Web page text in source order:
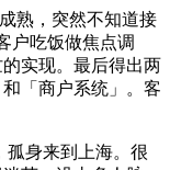
熟，突然不知道接
户吃饭做焦点调
实现。最后得出两
「商户系统」。客
孤身来到上海。很